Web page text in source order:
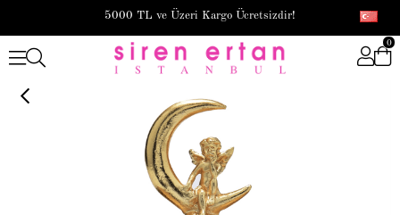
5000 TL ve Üzeri Kargo Ücretsizdir!
0